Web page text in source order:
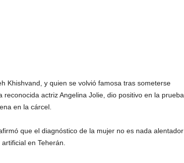
Khishvand, y quien se volvió famosa tras someterse
actriz Angelina Jolie, dio positivo en la prueba
en la cárcel.
que el diagnóstico de la mujer no es nada alentador
en Teherán.